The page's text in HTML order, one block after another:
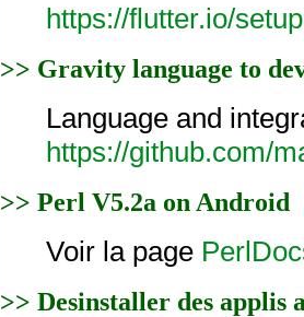
https://flutter.io/
>> Gravity language to
Language and
https://github.com/
>> Perl V5.2a on Android
Voir la page
>> Desinstaller des applis